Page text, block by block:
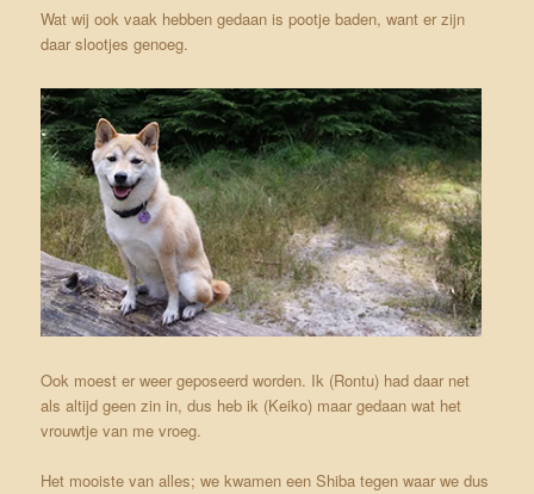
Wat wij ook vaak hebben gedaan is pootje baden, want er zijn
daar slootjes genoeg.
Ook moest er weer geposeerd worden. Ik (Rontu) had daar net
als altijd geen zin in, dus heb ik (Keiko) maar gedaan wat het
vrouwtje van me vroeg.
Het mooiste van alles; we kwamen een Shiba tegen waar we dus